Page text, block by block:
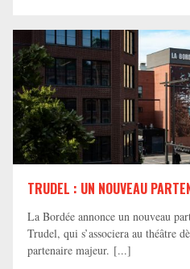
TRUDEL : UN NOUVEAU
La Bordée annonce un nouveau
Trudel, qui s’associera au théâtre
partenaire majeur. [...]